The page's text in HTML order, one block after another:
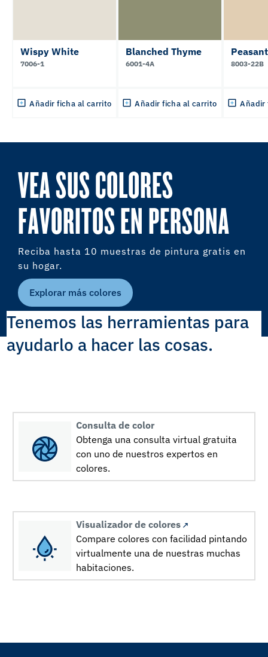
Wispy White
7006-1
Añadir ficha al carrito
Blanched Thyme
6001-4A
Añadir ficha al carrito
8003-22B
Añadir
VEA SUS COLORES
FAVORITOS EN PERSONA
Reciba hasta 10 muestras de pintura gratis en
su hogar.
Explorar más colores
Tenemos las herramientas para
ayudarlo a hacer las cosas.
Consulta de color
Obtenga una consulta virtual gratuita
con uno de nuestros expertos en
colores.
Visualizador de colores
Compare colores con facilidad pintando
virtualmente una de nuestras muchas
habitaciones.